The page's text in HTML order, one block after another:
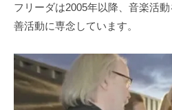
フリーダは2005年以降、音楽活
善活動に専念しています。